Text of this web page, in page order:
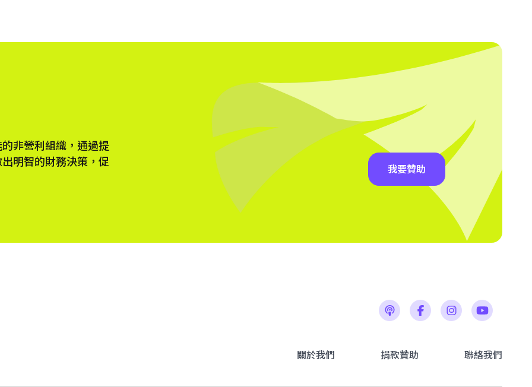
非營利組織，通過提
明智的財務決策，促
我要贊助
關於我們 捐款贊助 聯絡我們